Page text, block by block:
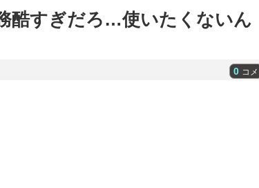
酷すぎだろ…使いたくないん
0 コメ